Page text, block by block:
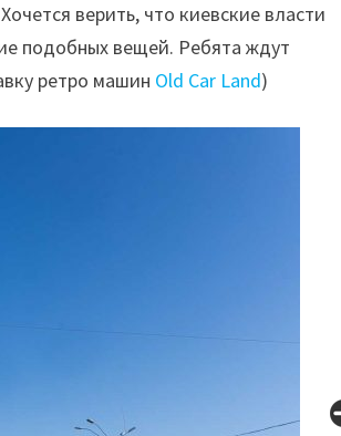
верить, что киевские власти
подобных вещей. Ребята ждут
ретро машин Old Car Land)